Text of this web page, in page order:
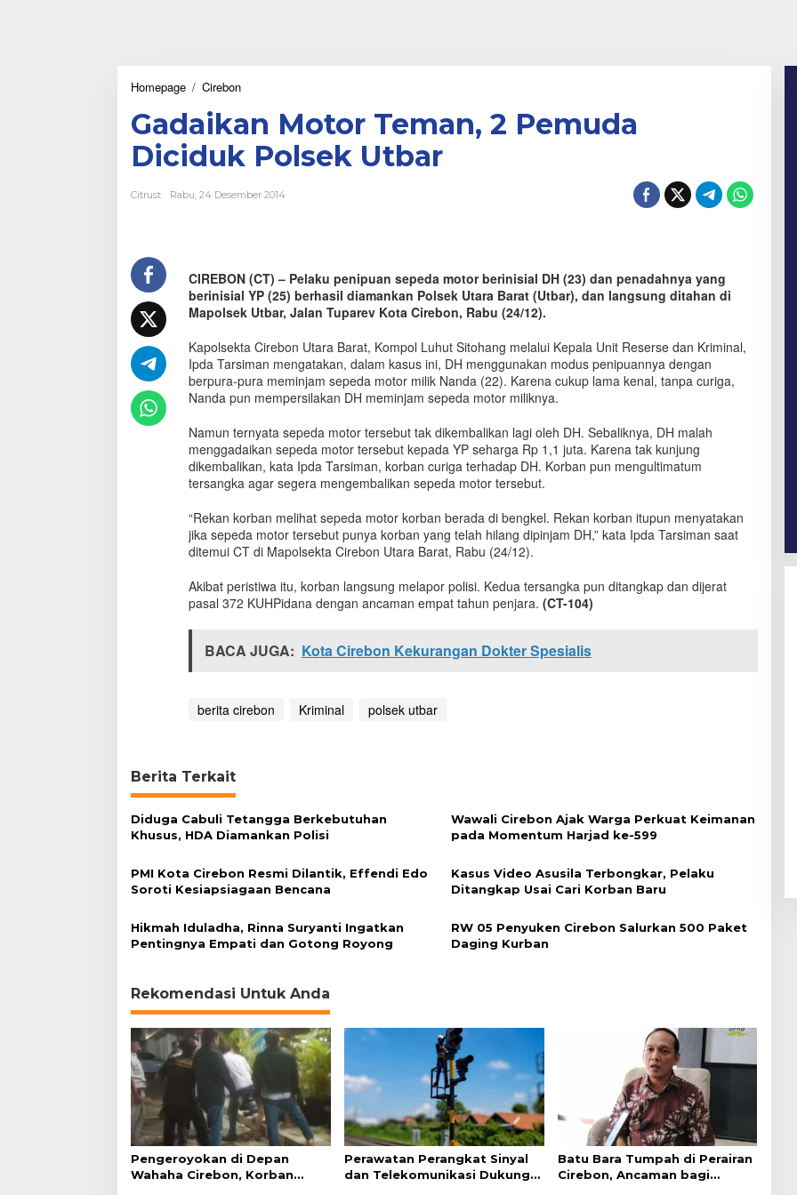
Homepage / Cirebon
d
a
i
k
n
r
T
e
a
n
,
2
P
m
u
d
a
i
c
i
u
k
l
U
Gadaikan Motor Teman, 2 Pemuda
Diciduk Polsek Utbar
Citrust Rabu, 24 Desember 2014
CIREBON (CT) – Pelaku penipuan sepeda motor berinisial DH (23) dan penadahnya yang
berinisial YP (25) berhasil diamankan Polsek Utara Barat (Utbar), dan langsung ditahan di
Mapolsek Utbar, Jalan Tuparev Kota Cirebon, Rabu (24/12).
Kapolsekta Cirebon Utara Barat, Kompol Luhut Sitohang melalui Kepala Unit Reserse dan Kriminal,
Ipda Tarsiman mengatakan, dalam kasus ini, DH menggunakan modus penipuannya dengan
berpura-pura meminjam sepeda motor milik Nanda (22). Karena cukup lama kenal, tanpa curiga,
Nanda pun mempersilakan DH meminjam sepeda motor miliknya.
Namun ternyata sepeda motor tersebut tak dikembalikan lagi oleh DH. Sebaliknya, DH malah
menggadaikan sepeda motor tersebut kepada YP seharga Rp 1,1 juta. Karena tak kunjung
dikembalikan, kata Ipda Tarsiman, korban curiga terhadap DH. Korban pun mengultimatum
tersangka agar segera mengembalikan sepeda motor tersebut.
“Rekan korban melihat sepeda motor korban berada di bengkel. Rekan korban itupun menyatakan
jika sepeda motor tersebut punya korban yang telah hilang dipinjam DH,” kata Ipda Tarsiman saat
ditemui CT di Mapolsekta Cirebon Utara Barat, Rabu (24/12).
Akibat peristiwa itu, korban langsung melapor polisi. Kedua tersangka pun ditangkap dan dijerat
pasal 372 KUHPidana dengan ancaman empat tahun penjara. (CT-104)
BACA JUGA: Kota Cirebon Kekurangan Dokter Spesialis
berita cirebon Kriminal polsek utbar
Berita Terkait
Diduga Cabuli Tetangga Berkebutuhan
Khusus, HDA Diamankan Polisi
Wawali Cirebon Ajak Warga Perkuat Keimanan
pada Momentum Harjad ke-599
PMI Kota Cirebon Resmi Dilantik, Effendi Edo
Soroti Kesiapsiagaan Bencana
Kasus Video Asusila Terbongkar, Pelaku
Ditangkap Usai Cari Korban Baru
Hikmah Iduladha, Rinna Suryanti Ingatkan
Pentingnya Empati dan Gotong Royong
RW 05 Penyuken Cirebon Salurkan 500 Paket
Daging Kurban
Rekomendasi Untuk Anda
Pengeroyokan di Depan
Wahaha Cirebon, Korban
Perawatan Perangkat Sinyal
dan Telekomunikasi Dukung
Batu Bara Tumpah di Perairan
Cirebon, Ancaman bagi